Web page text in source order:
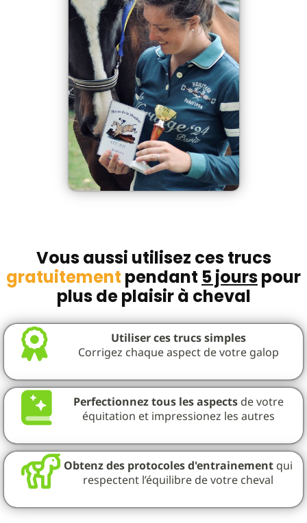
Vous aussi utilisez ces trucs
gratuitement pendant 5 jourspour
plus de plaisir à cheval
Utiliser ces trucs simples
Corrigez chaque aspect de votre galop
Perfectionnez tous les aspects de votre
équitation et impressionez les autres
Obtenz des protocoles d'entrainement qui
respectent l’équilibre de votre cheval